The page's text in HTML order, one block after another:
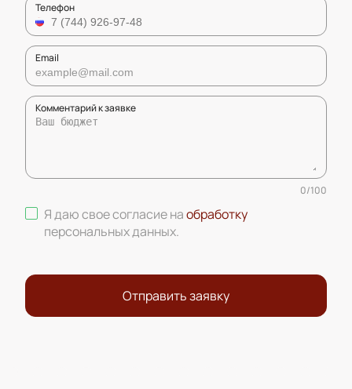
Телефон
Email
Комментарий к заявке
0/100
Я даю свое согласие наобработку
персональных данных.
Отправить заявку